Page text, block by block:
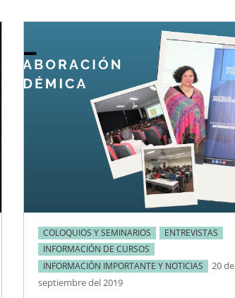
COLOQUIOS Y SEMINARIOS
ENTREVISTAS
INFORMACIÓN DE CURSOS
INFORMACIÓN IMPORTANTE Y NOTICIAS
20 de
septiembre del 2019